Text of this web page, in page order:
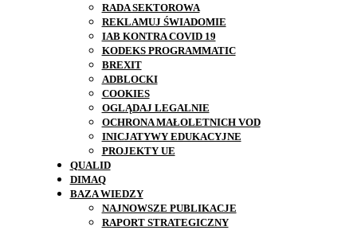
RADA SEKTOROWA
REKLAMUJ ŚWIADOMIE
IAB KONTRA COVID 19
KODEKS PROGRAMMATIC
BREXIT
ADBLOCKI
COOKIES
OGLĄDAJ LEGALNIE
OCHRONA MAŁOLETNICH VOD
INICJATYWY EDUKACYJNE
PROJEKTY UE
QUALID
DIMAQ
BAZA WIEDZY
NAJNOWSZE PUBLIKACJE
RAPORT STRATEGICZNY